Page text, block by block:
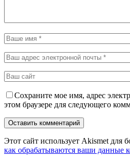
Сохраните мое имя, адрес
этом браузере для следующего
Этот сайт использует Akismet для
как обрабатываются ваши данные